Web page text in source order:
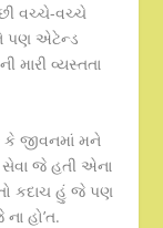
વચ્ચે-વચ્ચે
પણ એટેન્ડ
મારી વ્યસ્તતા
જીવનમાં મને
જે હતી એના
કદાચ હું જે પણ
હો’ત.